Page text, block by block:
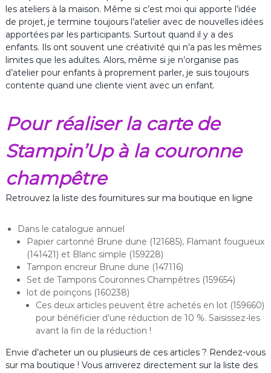
les ateliers à la maison. Même si c’est moi qui apporte l’idée
de projet, je termine toujours l’atelier avec de nouvelles idées
apportées par les participants. Surtout quand il y a des
enfants. Ils ont souvent une créativité qui n’a pas les mêmes
limites que les adultes. Alors, même si je n’organise pas
d’atelier pour enfants à proprement parler, je suis toujours
contente quand une cliente vient avec un enfant.
Pour réaliser la carte de
Stampin’Up à la couronne
champêtre
Retrouvez la liste des fournitures sur ma boutique en ligne
Dans le catalogue annuel
Papier cartonné Brune dune (121685), Flamant fougueux
(141421) et Blanc simple (159228)
Tampon encreur Brune dune (147116)
Set de Tampons Couronnes Champêtres (159654)
lot de poinçons (160238)
Ces deux articles peuvent être achetés en lot (159660)
pour bénéficier d’une réduction de 10 %. Saisissez-les
avant la fin de la réduction !
Envie d’acheter un ou plusieurs de ces articles ? Rendez-vous
sur ma boutique ! Vous arriverez directement sur la liste des